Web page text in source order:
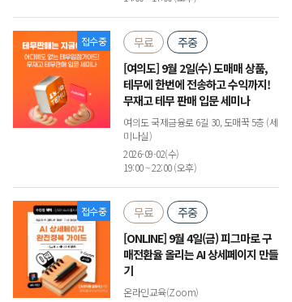
접수중 무료
주중
[여의도] 9월 2일(수) 도매매 상품,
테무에 한번에 전송하고 수익까지!
무재고 테무 판매 입문 세미나
여의도 국제금융로 6길 30, 도매꾹 5층 (세
미나실)
2026-09-02(수)
19:00 ~ 22:00 (오후)
접수중 무료
주중
[ONLINE] 9월 4일(금) 피그마로 구
매전환율 올리는 AI 상세페이지 만들
기
온라인교육(Zoom)